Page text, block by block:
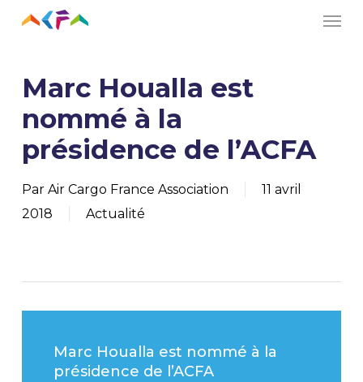
Skip
content
Marc Houalla est
nommé à la
présidence de l’ACFA
Par Air Cargo France Association
11 avril
2018
Actualité
Marc Houalla est nommé à la
présidence de l’ACFA